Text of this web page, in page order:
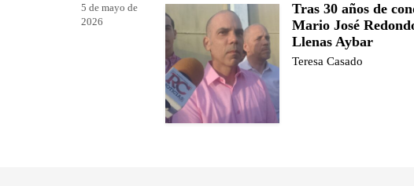
5 de mayo de
2026
Tras 30 años de
Mario José
Llenas Aybar
Teresa Casado